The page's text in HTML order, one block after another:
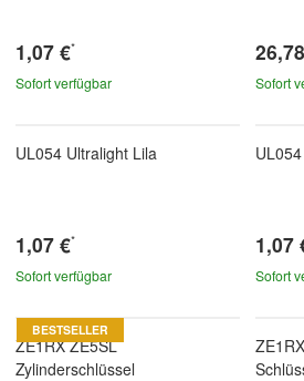
1,07 €*
Sofort verfügbar Sofort
UL054 Ultralight Lila
1,07 €*
Sofort verfügbar
1,07
Sofort
BESTSELLER
ZE1RX ZE5SL
Zylinderschlüssel